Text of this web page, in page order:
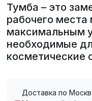
Тумба – это
рабочего
максимальным
необходимые
косметические
Доставка по